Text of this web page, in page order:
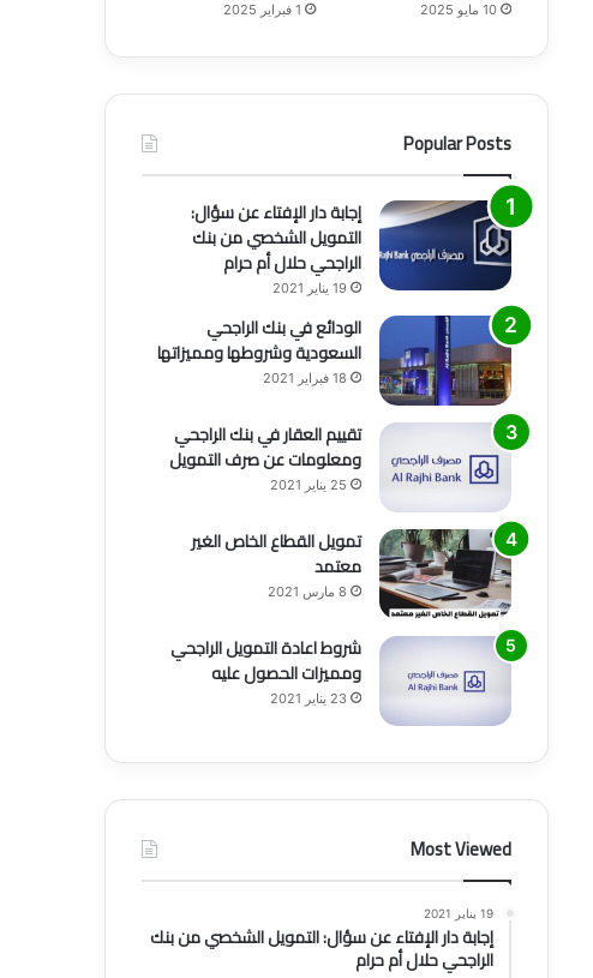
10 مايو 2025 1 فبراير 2025
Popular Posts
إجابة دار الإفتاء عن سؤال:
التمويل الشخصي من بنك
الراجحي حلال أم حرام
19 يناير 2021
الودائع في بنك الراجحي
السعودية وشروطها ومميزاتها
18 فبراير 2021
تقييم العقار في بنك الراجحي
ومعلومات عن صرف التمويل
25 يناير 2021
تمويل القطاع الخاص الغير
معتمد
8 مارس 2021
شروط اعادة التمويل الراجحي
ومميزات الحصول عليه
23 يناير 2021
Most Viewed
19 يناير 2021
إجابة دار الإفتاء عن سؤال: التمويل الشخصي من بنك
الراجحي حلال أم حرام